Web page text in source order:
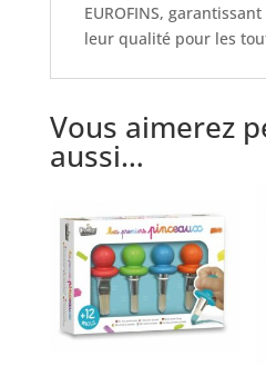
EUROFINS,
leur qualité pour les
Vous aimerez
aussi…